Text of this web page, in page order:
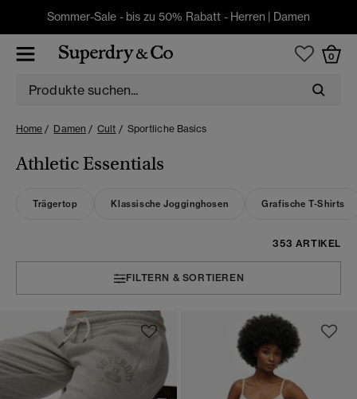
Sommer-Sale - bis zu 50% Rabatt - Herren | Damen
0
Home Damen Cult Sportliche Basics
Athletic Essentials
Trägertop Klassische Jogginghosen Grafische T-Shirts
353 ARTIKEL
FILTERN & SORTIEREN